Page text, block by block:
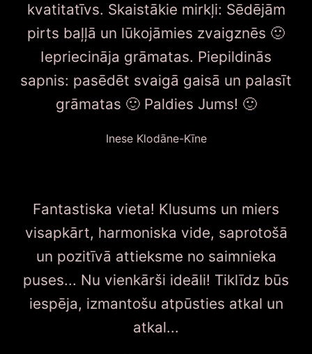
kvatitatīvs. Skaistākie mirkļi: Sēdējām
pirts baļļā un lūkojāmies zvaigznēs 🙂
Iepriecināja grāmatas. Piepildinās
sapnis: pasēdēt svaigā gaisā un palasīt
grāmatas 🙂 Paldies Jums! 🙂
Inese Klodāne-Kīne
Fantastiska vieta! Klusums un miers
visapkārt, harmoniska vide, saprotošā
un pozitīvā attieksme no saimnieka
puses... Nu vienkārši ideāli! Tiklīdz būs
iespēja, izmantošu atpūsties atkal un
atkal...